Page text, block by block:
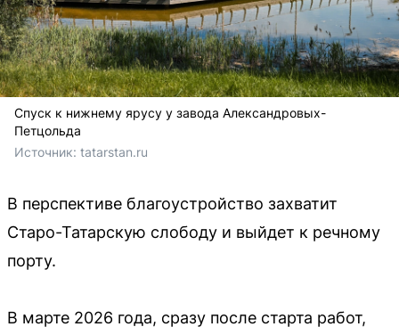
Спуск к нижнему ярусу у завода Александровых-
Петцольда
Источник: tatarstan.ru
В перспективе благоустройство захватит
Старо-Татарскую слободу и выйдет к речному
порту.
В марте 2026 года, сразу после старта работ,